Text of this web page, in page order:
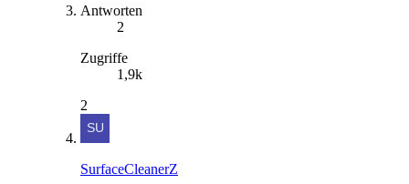
Antworten
2
Zugriffe
1,9k
2
SurfaceCleanerZ